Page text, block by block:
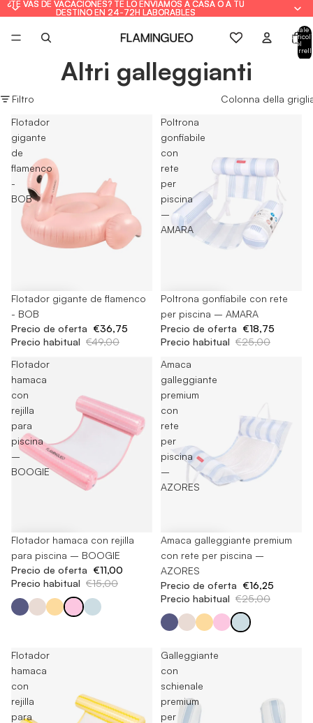
¿TE VAS DE VACACIONES? TE LO ENVIAMOS A CASA O A TU
DESTINO EN 24-72H LABORABLES
¿TE VAS DE VACACIONES? TE LO ENVIAMOS A CASA O A TU
DESTINO EN 24-72H LABORABLES
Totale
articoli
nel
Altri galleggianti
Filtro
Colonna della
Flotador
gigante
de
flamenco
-
BOB
-25%
Flotador gigante de flamenco
- BOB
Precio de oferta €36,75
Precio habitual €49,00
Poltrona
gonfiabile
con
rete
per
piscina
–
AMARA
-25%
Poltrona gonfiabile con rete
per piscina – AMARA
Precio de oferta €18,75
Precio habitual €25,00
Flotador
hamaca
con
rejilla
para
piscina
–
BOOGIE
-26%
Flotador hamaca con rejilla
para piscina – BOOGIE
Precio de oferta €11,00
Precio habitual €15,00
Amaca
galleggiante
premium
con
rete
per
piscina
–
AZORES
-35%
Amaca galleggiante premium
con rete per piscina –
AZORES
Precio de oferta €16,25
Precio habitual €25,00
Flotador
hamaca
con
rejilla
para
Galleggiante
con
schienale
premium
per